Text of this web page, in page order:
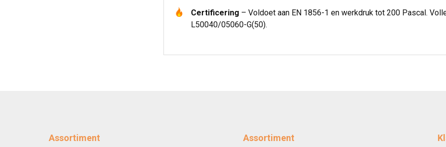
Certificering – Voldoet aan EN 1856-1 en werkdruk tot 200 Pascal.
L50040/05060-G(50).
Assortiment Assortiment